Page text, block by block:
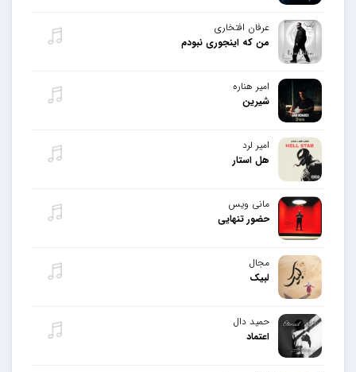
عرفان افتخاری
من که اینجوری نبودم
امیر هناره
شیرین
امیر لرد
هل استار
مانی ویس
حضور تنهایی
مجال
لبیک
حمید دال
اعتماد